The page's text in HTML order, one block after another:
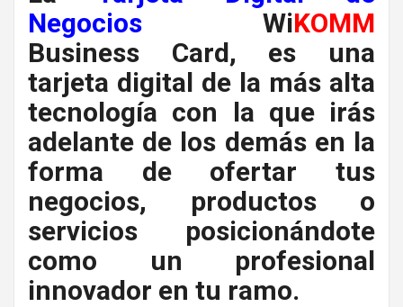
Negocios WiKOMM
Business Card, es una
tarjeta digital de la más alta
tecnología con la que irás
adelante de los demás en la
forma de ofertar tus
negocios, productos o
servicios posicionándote
como un profesional
innovador en tu ramo.